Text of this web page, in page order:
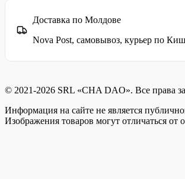
Доставка по Молдове
Nova Post, самовывоз, курьер по
© 2021-2026 SRL «CHA DAO». Все права
Информация на сайте не является
Изображения товаров могут отличаться от